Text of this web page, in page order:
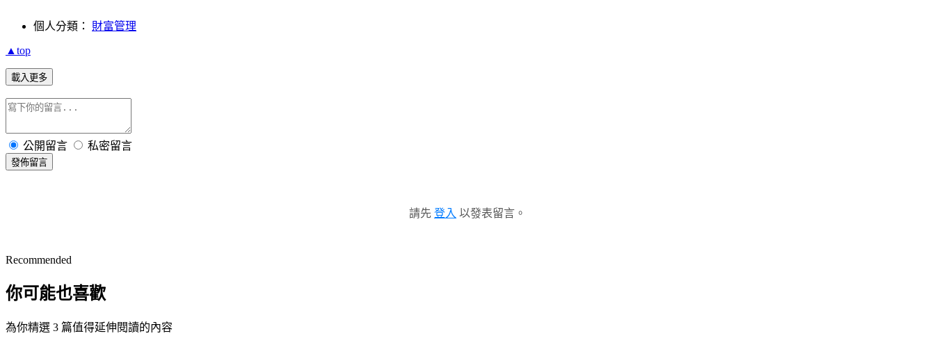
個人分類： 財富管理
▲top
載入更多
公開留言 私密留言
發佈留言
請先 登入 以發表留言。
Recommended
你可能也喜歡
為你精選 3 篇值得延伸閱讀的內容